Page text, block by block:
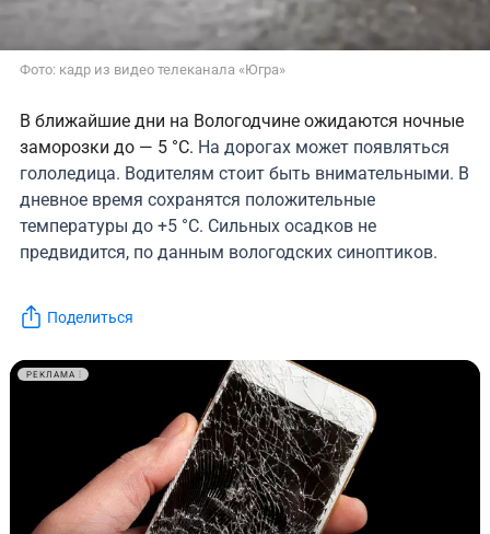
Фото: кадр из видео телеканала «Югра»
В ближайшие дни на Вологодчине ожидаются ночные
заморозки до — 5 °C. На дорогах может появляться
гололедица. Водителям стоит быть внимательными. В
дневное время сохранятся положительные
температуры до +5 °C. Сильных осадков не
предвидится, по данным вологодских синоптиков.
Поделиться
РЕКЛАМА